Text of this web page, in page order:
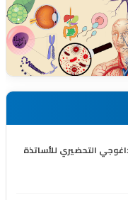
التحضيري للأساتذة